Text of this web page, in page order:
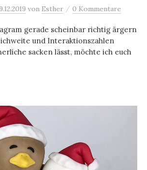
von Esther / 0 Kommentare
gerade scheinbar richtig ärgern
und Interaktionszahlen
sacken lässt, möchte ich euch